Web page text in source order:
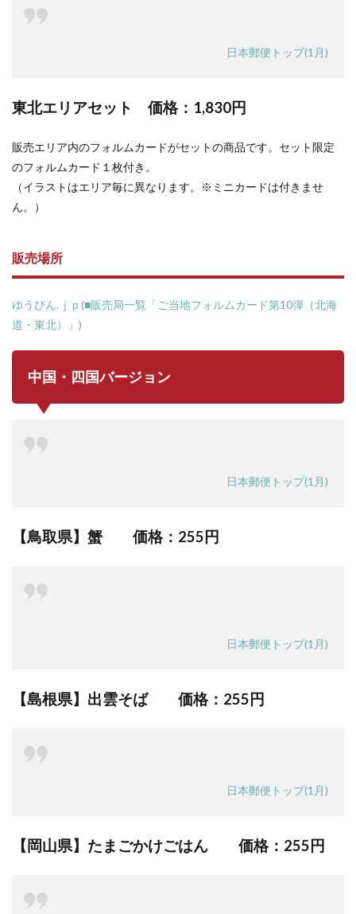
日本郵便トップ(1月)
東北エリアセット 価格： 1,830円
販売エリア内のフォルムカードがセットの商品です。セット限定
のフォルムカード１枚付き。
（イラストはエリア毎に異なります。※ミニカードは付きませ
ん。）
販売場所
ゆうびん.ｊｐ(■販売局一覧「ご当地フォルムカード第10弾（北海
道・東北）」)
中国・四国バージョン
日本郵便トップ(1月)
【鳥取県】蟹 価格： 255円
日本郵便トップ(1月)
【島根県】出雲そば 価格： 255円
日本郵便トップ(1月)
【岡山県】たまごかけごはん 価格： 255円